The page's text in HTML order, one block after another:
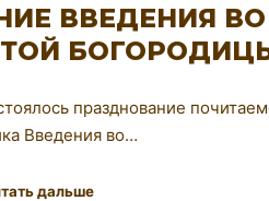
ВВЕДЕНИЯ ВО
празднование
Введения во…
дальше